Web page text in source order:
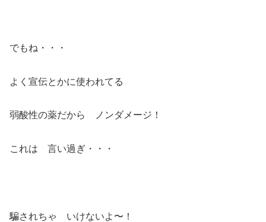
でもね・・・
よく宣伝とかに使われてる
弱酸性の薬だから ノンダメージ！
これは 言い過ぎ・・・
騙されちゃ いけないよ〜！